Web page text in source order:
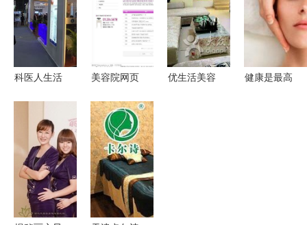
览
局与重塑
勉
科医人生活
Lumenis
Beity品牌
亮相美博会
专业医疗服
务与生活美
容的融合之
美容院网页
美学与专业
服务的优雅
融合
优生活美容
健康是最高